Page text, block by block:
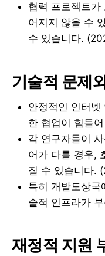
협력 프로젝트가
어지지 않을 수
수 있습니다.
기술적 문제
안정적인 인터넷
한 협업이 힘들
각 연구자들이
어가 다를 경우,
질 수 있습니다.
특히 개발도상국
술적 인프라가
재정적 지원